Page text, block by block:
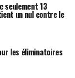
seulement 13
un nul contre le
les éliminatoires